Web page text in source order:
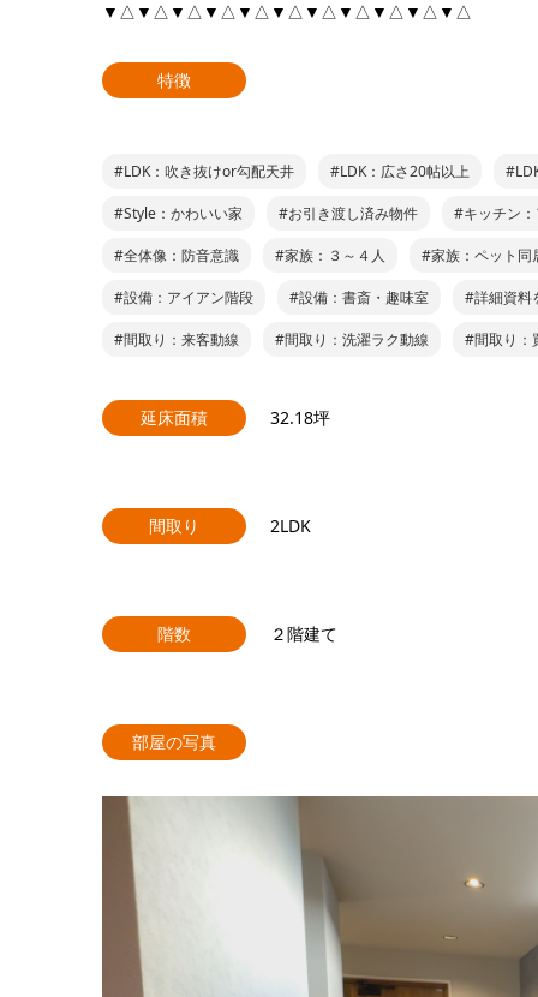
▼△▼△▼△▼△▼△▼△▼△▼△▼△▼△▼△
特徴
#LDK：吹き抜けor勾配天井 #LDK：広さ20帖以上
#Style：かわいい家 #お引き渡し済み物件 #キッチン
#全体像：防音意識 #家族：３～４人 #家族：ペット同
#設備：アイアン階段 #設備：書斎・趣味室 #詳細資料
#間取り：来客動線 #間取り：洗濯ラク動線 #間取り：
延床面積 32.18坪
間取り 2LDK
階数 ２階建て
部屋の写真